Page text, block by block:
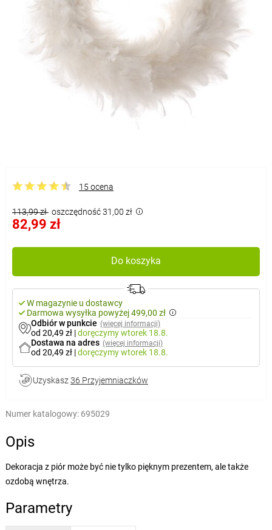
15 ocena
113,99 zł oszczędność 31,00 zł
82,99 zł
Do koszyka
W magazynie u dostawcy
Darmowa wysyłka powyżej 499,00 zł
Odbiór w punkcie (więcej informacji)
od 20,49 zł |doręczymywtorek 18.8.
Dostawa na adres (więcej informacji)
od 20,49 zł |doręczymywtorek 18.8.
Uzyskasz 36 Przyjemniaczków
Numer katalogowy: 695029
Opis
Dekoracja z piór może być nie tylko pięknym prezentem, ale także
ozdobą wnętrza.
Parametry